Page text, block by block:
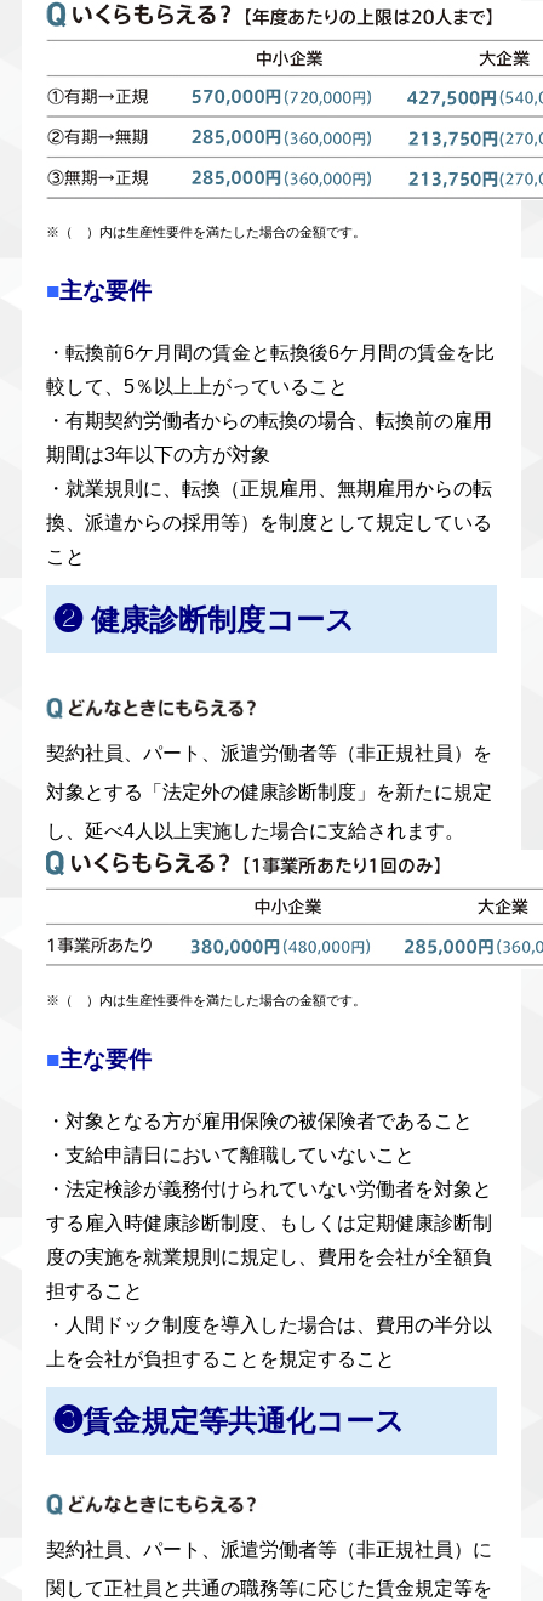
※（ ）内は生産性要件を満たした場合の金額です。
■主な要件
・転換前6ケ月間の賃金と転換後6ケ月間の賃金を比
較して、5％以上上がっていること
・有期契約労働者からの転換の場合、転換前の雇用
期間は3年以下の方が対象
・就業規則に、転換（正規雇用、無期雇用からの転
換、派遣からの採用等）を制度として規定している
こと
❷ 健康診断制度コース
契約社員、パート、派遣労働者等（非正規社員）を
対象とする「法定外の健康診断制度」を新たに規定
し、延べ4人以上実施した場合に支給されます。
※（ ）内は生産性要件を満たした場合の金額です。
■主な要件
・対象となる方が雇用保険の被保険者であること
・支給申請日において離職していないこと
・法定検診が義務付けられていない労働者を対象と
する雇入時健康診断制度、もしくは定期健康診断制
度の実施を就業規則に規定し、費用を会社が全額負
担すること
・人間ドック制度を導入した場合は、費用の半分以
上を会社が負担することを規定すること
❸賃金規定等共通化コース
契約社員、パート、派遣労働者等（非正規社員）に
関して正社員と共通の職務等に応じた賃金規定等を